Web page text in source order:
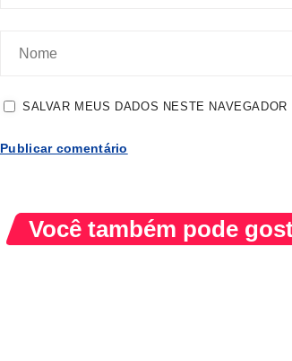
SALVAR MEUS DADOS NESTE
Você também pode